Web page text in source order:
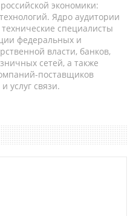
экономики:
Ядро аудитории
специалисты
федеральных и
власти, банков,
сетей, а также
поставщиков
услуг связи.